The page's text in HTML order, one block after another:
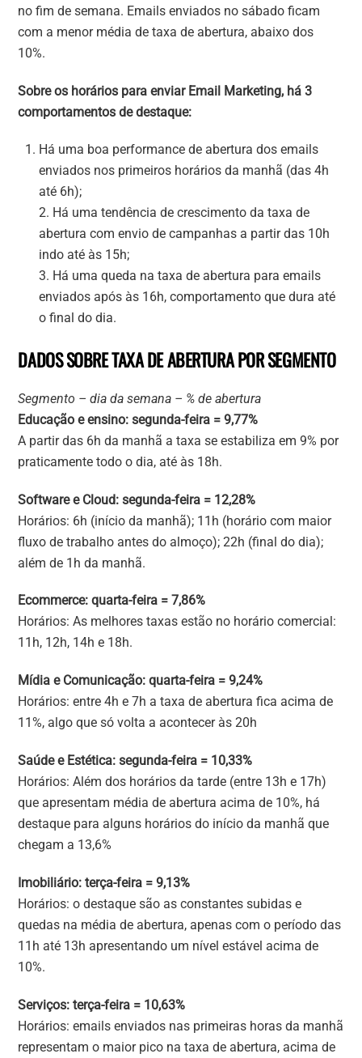
no fim de semana. Emails enviados no sábado ficam
com a menor média de taxa de abertura, abaixo dos
10%.
Sobre os horários para enviar Email Marketing, há 3
comportamentos de destaque:
Há uma boa performance de abertura dos emails
enviados nos primeiros horários da manhã (das 4h
até 6h);
2. Há uma tendência de crescimento da taxa de
abertura com envio de campanhas a partir das 10h
indo até às 15h;
3. Há uma queda na taxa de abertura para emails
enviados após às 16h, comportamento que dura até
o final do dia.
DADOS SOBRE TAXA DE ABERTURA POR SEGMENTO
Segmento – dia da semana – % de abertura
Educação e ensino: segunda-feira = 9,77%
A partir das 6h da manhã a taxa se estabiliza em 9% por
praticamente todo o dia, até às 18h.
Software e Cloud: segunda-feira = 12,28%
Horários: 6h (início da manhã); 11h (horário com maior
fluxo de trabalho antes do almoço); 22h (final do dia);
além de 1h da manhã.
Ecommerce: quarta-feira = 7,86%
Horários: As melhores taxas estão no horário comercial:
11h, 12h, 14h e 18h.
Mídia e Comunicação: quarta-feira = 9,24%
Horários: entre 4h e 7h a taxa de abertura fica acima de
11%, algo que só volta a acontecer às 20h
Saúde e Estética: segunda-feira = 10,33%
Horários: Além dos horários da tarde (entre 13h e 17h)
que apresentam média de abertura acima de 10%, há
destaque para alguns horários do início da manhã que
chegam a 13,6%
Imobiliário: terça-feira = 9,13%
Horários: o destaque são as constantes subidas e
quedas na média de abertura, apenas com o período das
11h até 13h apresentando um nível estável acima de
10%.
Serviços: terça-feira = 10,63%
Horários: emails enviados nas primeiras horas da manhã
representam o maior pico na taxa de abertura, acima de